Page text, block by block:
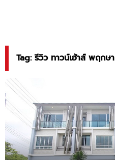
Tag: รีวิว ทาวน์เฮ้าส์ พฤกษา